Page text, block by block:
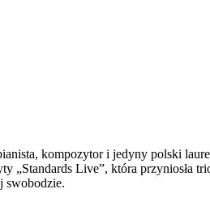
kompozytor i jedyny polski
„Standards Live”, która przyniosła
swobodzie.